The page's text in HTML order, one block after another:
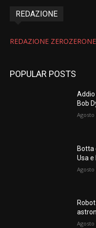
REDAZIONE
REDAZIONE
POPULAR POSTS
Addio
Bob
Agosto
Botta
Usa e
Agosto
Agosto